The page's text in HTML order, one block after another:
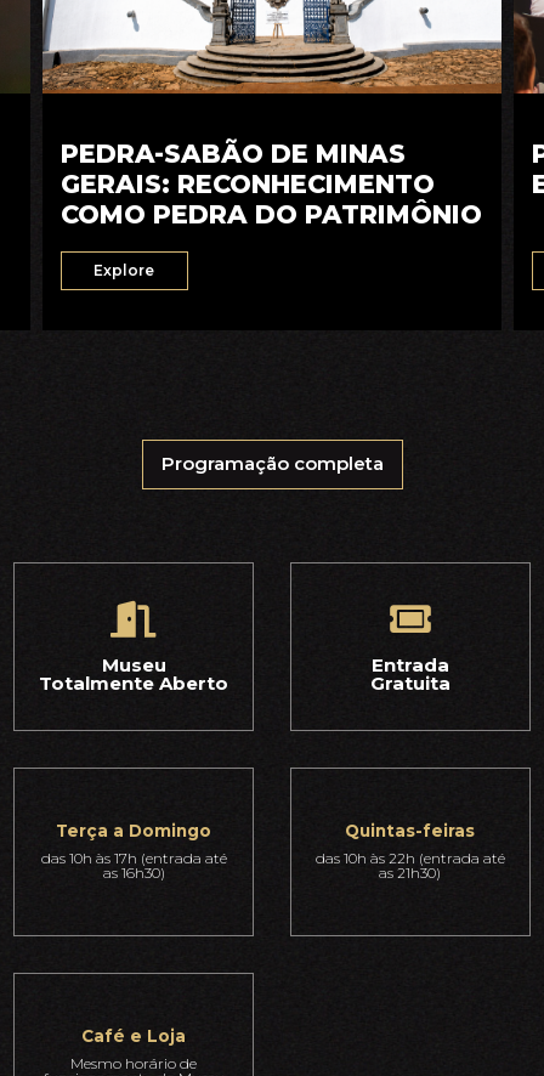
PEDRA-SABÃO DE MINAS
GERAIS: RECONHECIMENTO
COMO PEDRA DO PATRIMÔNIO
Explore
Programação completa
Museu
Totalmente Aberto
Entrada
Gratuita
Terça a Domingo
das 10h às 17h (entrada até
as 16h30)
Quintas-feiras
das 10h às 22h (entrada até
as 21h30)
Café e Loja
Mesmo horário de